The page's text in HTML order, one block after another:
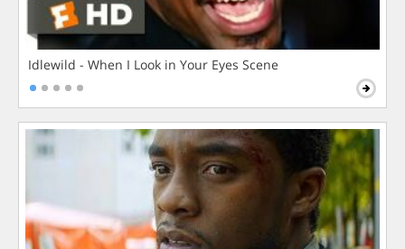
Idlewild - When I Look in Your Eyes Scene